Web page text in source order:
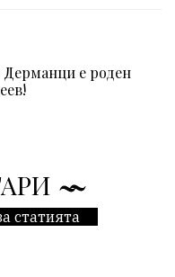
Дерманци е роден
статията